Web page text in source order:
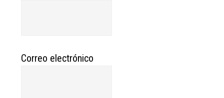
Correo electrónico